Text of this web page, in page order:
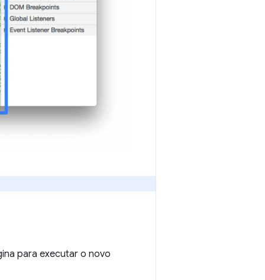
para executar o novo